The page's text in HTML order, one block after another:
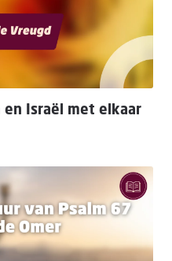
Israël met elkaar